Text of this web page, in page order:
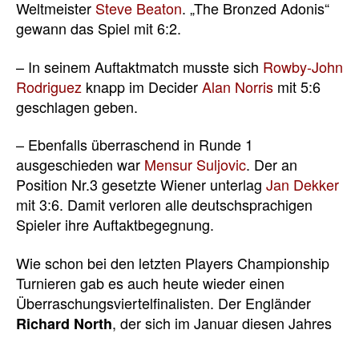
Weltmeister Steve Beaton. „The Bronzed Adonis“
gewann das Spiel mit 6:2.
– In seinem Auftaktmatch musste sich Rowby-John
Rodriguez knapp im DeciderAlan Norris mit 5:6
geschlagen geben.
– Ebenfalls überraschend in Runde 1
ausgeschieden war Mensur Suljovic. Der an
Position Nr.3 gesetzte Wiener unterlag Jan Dekker
mit 3:6. Damit verloren alle deutschsprachigen
Spieler ihre Auftaktbegegnung.
Wie schon bei den letzten Players Championship
Turnieren gab es auch heute wieder einen
Überraschungsviertelfinalisten. Der Engländer
Richard North, der sich im Januar diesen Jahres